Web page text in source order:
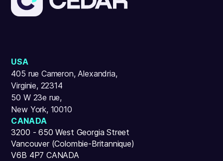
USA
405 rue Cameron, Alexandria,
Virginie, 22314
50 W 23e rue,
New York, 10010
CANADA
3200 - 650 West Georgia Street
Vancouver (Colombie-Britannique)
V6B 4P7 CANADA